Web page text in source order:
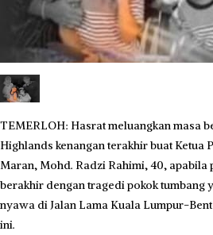
TEMERLOH: Hasrat meluangkan masa
Highlands kenangan terakhir buat Ketua
Maran, Mohd. Radzi Rahimi, 40, apabila
berakhir dengan tragedi pokok tumbang
nyawa di Jalan Lama Kuala Lumpur-
ini.